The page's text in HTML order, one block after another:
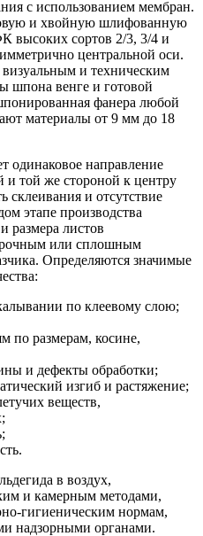
с использованием мембран.
и хвойную шлифованную
сортов 2/3, 3/4 и
центральной оси.
и техническим
шпона венге и готовой
фанера любой
материалы от 9 мм до 18
одинаковое направление
и той же стороной к центру
склеивания и отсутствие
этапе производства
размера листов
или сплошным
Определяются значимые
по клеевому слою;
по размерам, косине,
и дефекты обработки;
изгиб и растяжение;
веществ,
в воздух,
и камерным методами,
гигиеническим нормам,
надзорными органами.